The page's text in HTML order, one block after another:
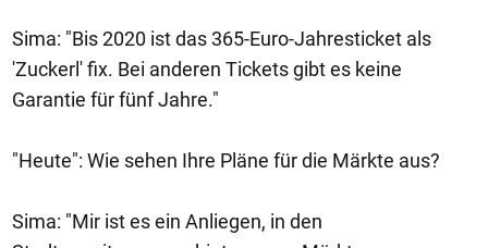
Sima: "Bis 2020 ist das 365-Euro-Jahresticket als
'Zuckerl' fix. Bei anderen Tickets gibt es keine
Garantie für fünf Jahre."
"Heute": Wie sehen Ihre Pläne für die Märkte aus?
Sima: "Mir ist es ein Anliegen, in den